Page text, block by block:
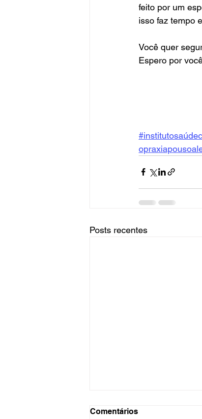
feito por um
isso faz tempo
Você quer
Espero por
Posts recentes
Comentários